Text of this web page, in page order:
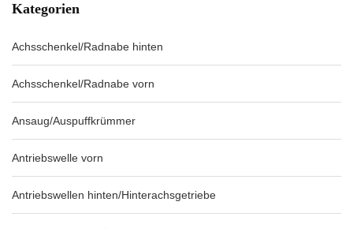
Kategorien
Achsschenkel/Radnabe hinten
Achsschenkel/Radnabe vorn
Ansaug/Auspuffkrümmer
Antriebswelle vorn
Antriebswellen hinten/Hinterachsgetriebe